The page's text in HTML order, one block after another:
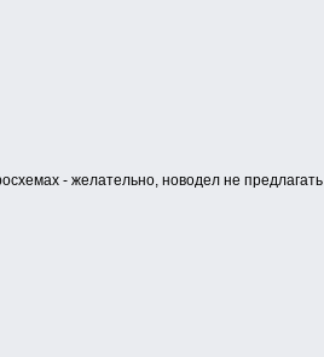
- желательно, новодел не предлагать